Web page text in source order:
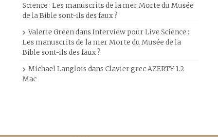
Science : Les manuscrits de la mer Morte du Musée
de la Bible sont-ils des faux ?
Valerie Greendans Interview pour Live Science :
Les manuscrits de la mer Morte du Musée de la
Bible sont-ils des faux ?
Michael Langlois dans Clavier grec AZERTY 1.2
Mac